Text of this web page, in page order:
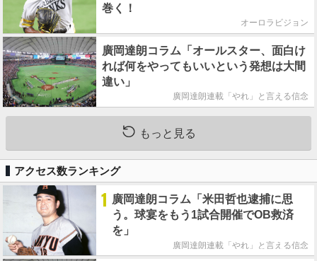
巻く！
オーロラビジョン
廣岡達朗コラム「オールスター、面白け
れば何をやってもいいという発想は大間
違い」
廣岡達朗連載「やれ」と言える信念
もっと見る
アクセス数ランキング
1 廣岡達朗コラム「米田哲也逮捕に思
う。球宴をもう1試合開催でOB救済
を」
廣岡達朗連載「やれ」と言える信念